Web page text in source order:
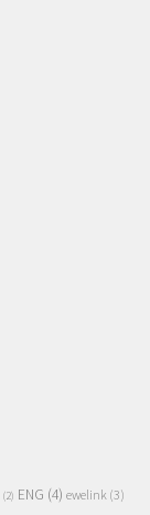
(2) ENG (4) ewelink (3)